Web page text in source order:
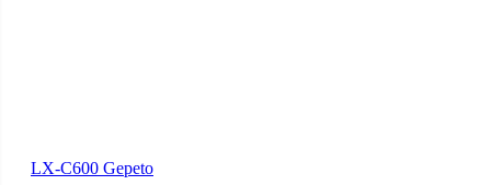
LX-C600 Gepeto